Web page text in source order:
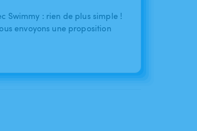
Swimmy : rien de plus simple !
envoyons une proposition